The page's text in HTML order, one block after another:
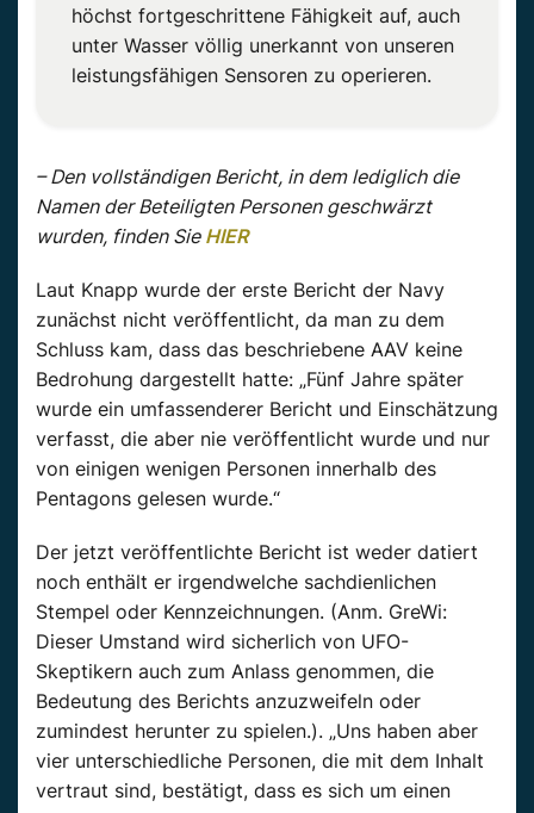
höchst fortgeschrittene Fähigkeit auf, auch
unter Wasser völlig unerkannt von unseren
leistungsfähigen Sensoren zu operieren.
– Den vollständigen Bericht, in dem lediglich die
Namen der Beteiligten Personen geschwärzt
wurden, finden Sie HIER
Laut Knapp wurde der erste Bericht der Navy
zunächst nicht veröffentlicht, da man zu dem
Schluss kam, dass das beschriebene AAV keine
Bedrohung dargestellt hatte: „Fünf Jahre später
wurde ein umfassenderer Bericht und Einschätzung
verfasst, die aber nie veröffentlicht wurde und nur
von einigen wenigen Personen innerhalb des
Pentagons gelesen wurde.“
Der jetzt veröffentlichte Bericht ist weder datiert
noch enthält er irgendwelche sachdienlichen
Stempel oder Kennzeichnungen. (Anm. GreWi:
Dieser Umstand wird sicherlich von UFO-
Skeptikern auch zum Anlass genommen, die
Bedeutung des Berichts anzuzweifeln oder
zumindest herunter zu spielen.). „Uns haben aber
vier unterschiedliche Personen, die mit dem Inhalt
vertraut sind, bestätigt, dass es sich um einen